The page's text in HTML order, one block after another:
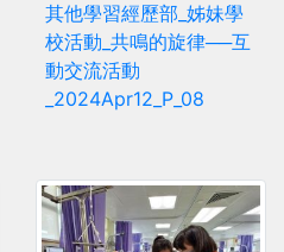
其他學習經歷部_姊妹學
校活動_共鳴的旋律──互
動交流活動
_2024Apr12_P_08